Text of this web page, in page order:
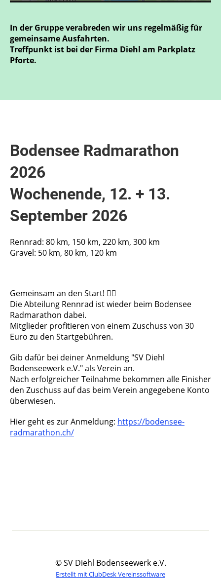
In der Gruppe verabreden wir uns regelmäßig für
gemeinsame Ausfahrten.
Treffpunkt ist bei der Firma Diehl am Parkplatz
Pforte.
Bodensee Radmarathon
2026
Wochenende, 12. + 13.
September 2026
Rennrad: 80 km, 150 km, 220 km, 300 km
Gravel: 50 km, 80 km, 120 km
Gemeinsam an den Start! 🚴‍♂️
Die Abteilung Rennrad ist wieder beim Bodensee
Radmarathon dabei.
Mitglieder profitieren von einem Zuschuss von 30
Euro zu den Startgebühren.
Gib dafür bei deiner Anmeldung "SV Diehl
Bodenseewerk e.V." als Verein an.
Nach erfolgreicher Teilnahme bekommen alle Finisher
den Zuschuss auf das beim Verein angegebene Konto
überwiesen.
Hier geht es zur Anmeldung: https://bodensee-
radmarathon.ch/
© SV Diehl Bodenseewerk e.V.
Erstellt mit ClubDesk Vereinssoftware